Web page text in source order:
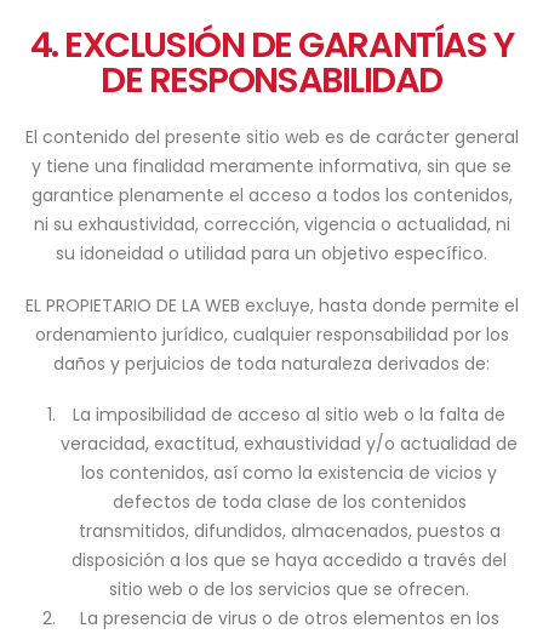
4. EXCLUSIÓN DE GARANTÍAS Y
DE RESPONSABILIDAD
El contenido del presente sitio web es de carácter general
y tiene una finalidad meramente informativa, sin que se
garantice plenamente el acceso a todos los contenidos,
ni su exhaustividad, corrección, vigencia o actualidad, ni
su idoneidad o utilidad para un objetivo específico.
EL PROPIETARIO DE LA WEB excluye, hasta donde permite el
ordenamiento jurídico, cualquier responsabilidad por los
daños y perjuicios de toda naturaleza derivados de:
La imposibilidad de acceso al sitio web o la falta de
veracidad, exactitud, exhaustividad y/o actualidad de
los contenidos, así como la existencia de vicios y
defectos de toda clase de los contenidos
transmitidos, difundidos, almacenados, puestos a
disposición a los que se haya accedido a través del
sitio web o de los servicios que se ofrecen.
La presencia de virus o de otros elementos en los